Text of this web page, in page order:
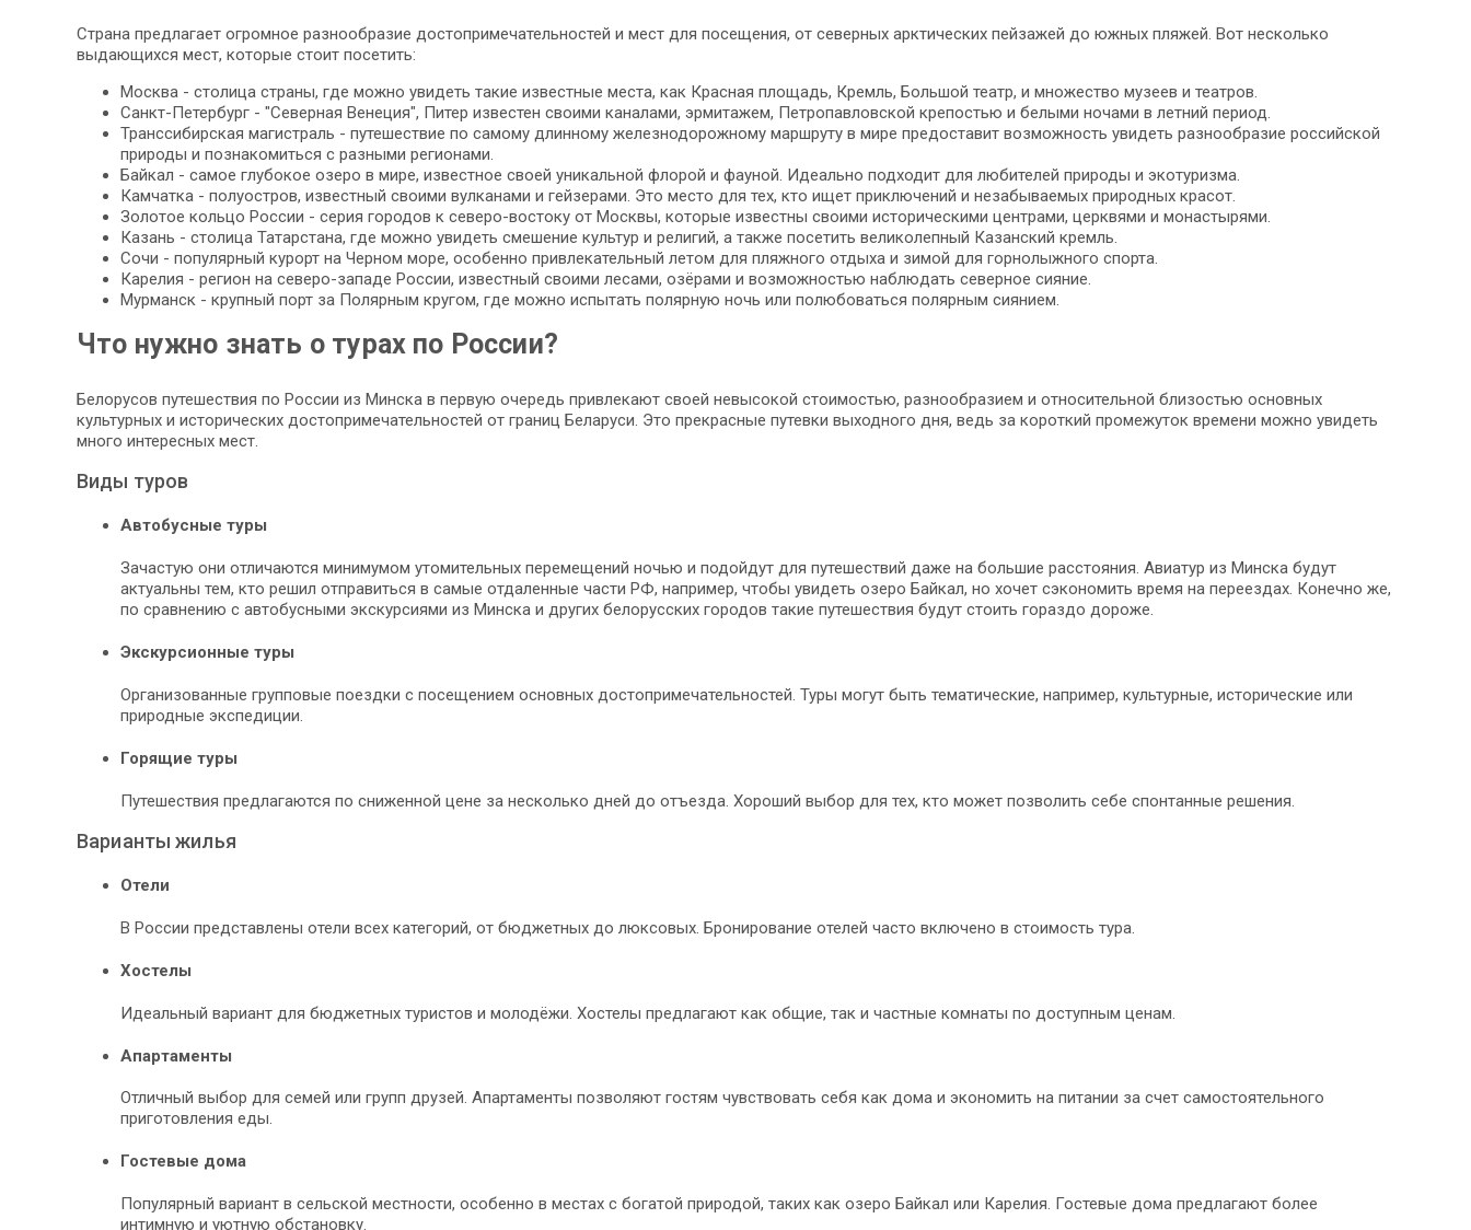
Страна предлагает огромное разнообразие достопримечательностей и мест для посещения, от северных арктических пейзажей до южных пляжей. Вот несколько
выдающихся мест, которые стоит посетить:
Москва - столица страны, где можно увидеть такие известные места, как Красная площадь, Кремль, Большой театр, и множество музеев и театров.
Санкт-Петербург - "Северная Венеция", Питер известен своими каналами, эрмитажем, Петропавловской крепостью и белыми ночами в летний период.
Транссибирская магистраль - путешествие по самому длинному железнодорожному маршруту в мире предоставит возможность увидеть разнообразие российской
природы и познакомиться с разными регионами.
Байкал - самое глубокое озеро в мире, известное своей уникальной флорой и фауной. Идеально подходит для любителей природы и экотуризма.
Камчатка - полуостров, известный своими вулканами и гейзерами. Это место для тех, кто ищет приключений и незабываемых природных красот.
Золотое кольцо России - серия городов к северо-востоку от Москвы, которые известны своими историческими центрами, церквями и монастырями.
Казань - столица Татарстана, где можно увидеть смешение культур и религий, а также посетить великолепный Казанский кремль.
Сочи - популярный курорт на Черном море, особенно привлекательный летом для пляжного отдыха и зимой для горнолыжного спорта.
Карелия - регион на северо-западе России, известный своими лесами, озёрами и возможностью наблюдать северное сияние.
Мурманск - крупный порт за Полярным кругом, где можно испытать полярную ночь или полюбоваться полярным сиянием.
Что нужно знать о турах по России?
Белорусов путешествия по России из Минска в первую очередь привлекают своей невысокой стоимостью, разнообразием и относительной близостью основных
культурных и исторических достопримечательностей от границ Беларуси. Это прекрасные путевки выходного дня, ведь за короткий промежуток времени можно увидеть
много интересных мест.
Виды туров
Автобусные туры
Зачастую они отличаются минимумом утомительных перемещений ночью и подойдут для путешествий даже на большие расстояния. Авиатур из Минска будут
актуальны тем, кто решил отправиться в самые отдаленные части РФ, например, чтобы увидеть озеро Байкал, но хочет сэкономить время на переездах. Конечно же,
по сравнению с автобусными экскурсиями из Минска и других белорусских городов такие путешествия будут стоить гораздо дороже.
Экскурсионные туры
Организованные групповые поездки с посещением основных достопримечательностей. Туры могут быть тематические, например, культурные, исторические или
природные экспедиции.
Горящие туры
Путешествия предлагаются по сниженной цене за несколько дней до отъезда. Хороший выбор для тех, кто может позволить себе спонтанные решения.
Варианты жилья
Отели
В России представлены отели всех категорий, от бюджетных до люксовых. Бронирование отелей часто включено в стоимость тура.
Хостелы
Идеальный вариант для бюджетных туристов и молодёжи. Хостелы предлагают как общие, так и частные комнаты по доступным ценам.
Апартаменты
Отличный выбор для семей или групп друзей. Апартаменты позволяют гостям чувствовать себя как дома и экономить на питании за счет самостоятельного
приготовления еды.
Гостевые дома
Популярный вариант в сельской местности, особенно в местах с богатой природой, таких как озеро Байкал или Карелия. Гостевые дома предлагают более
интимную и уютную обстановку.